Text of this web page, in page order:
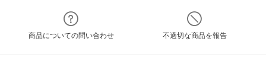
商品についての問い合わせ 不適切な商品を報告